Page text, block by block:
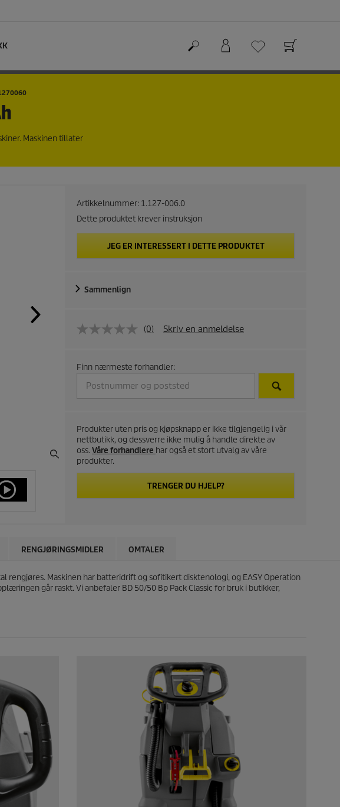
Maskinen tillater
Artikkelnummer: 1.127-006.0
Dette produktet krever instruksjon
JEG ER INTERESSERT I DETTE PRODUKTET
Sammenlign
(0) Skriv en anmeldelse
Finn nærmeste forhandler:
Produkter uten pris og kjøpsknapp er ikke tilgjengelig i vår
nettbutikk, og dessverre ikke mulig å handle direkte av
oss.Våre forhandlere har også et stort utvalg av våre
produkter.
TRENGER DU HJELP?
RENGJØRINGSMIDLER OMTALER
rengjøres. Maskinen har batteridrift og sofitikert disktenologi, og EASY Operation
går raskt. Vi anbefaler BD 50/50 Bp Pack Classic for bruk i butikker,